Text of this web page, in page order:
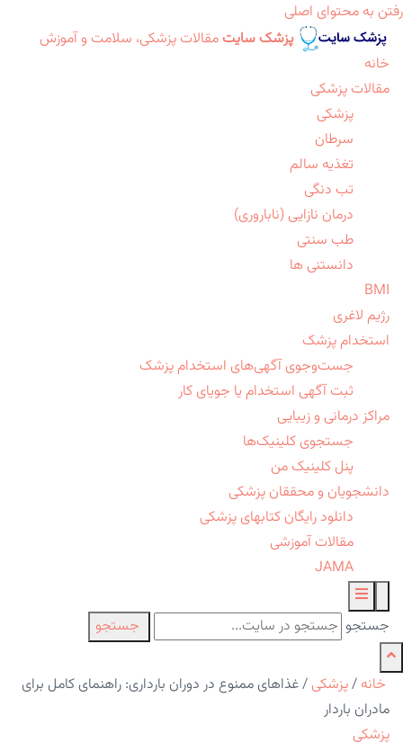
رفتن به محتوای اصلی
پزشک سایت مقالات پزشکی، سلامت و آموزش
خانه
مقالات پزشکی
پزشکی
سرطان
تغذیه سالم
تب دنگی
درمان نازایی (ناباروری)
طب سنتی
دانستنی ها
BMI
رژیم لاغری
استخدام پزشک
جست‌وجوی آگهی‌های استخدام پزشک
ثبت آگهی استخدام یا جویای کار
مراکز درمانی و زیبایی
جستجوی کلینیک‌ها
پنل کلینیک من
دانشجویان و محققان پزشکی
دانلود رایگان کتابهای پزشکی
مقالات آموزشی
JAMA
جستجو جستجو
خانه /پزشکی /غذاهای ممنوع در دوران بارداری: راهنمای کامل برای
مادران باردار
پزشکی